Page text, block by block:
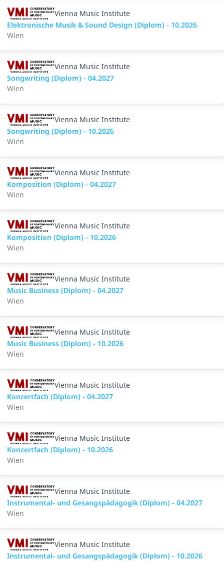
Vienna Music Institute
Elektronische Musik & Sound Design (Diplom) - 10.2026
Wien
Vienna Music Institute
Songwriting (Diplom) - 04.2027
Wien
Vienna Music Institute
Songwriting (Diplom) - 10.2026
Wien
Vienna Music Institute
Komposition (Diplom) - 04.2027
Wien
Vienna Music Institute
Komposition (Diplom) - 10.2026
Wien
Vienna Music Institute
Music Business (Diplom) - 04.2027
Wien
Vienna Music Institute
Music Business (Diplom) - 10.2026
Wien
Vienna Music Institute
Konzertfach (Diplom) - 04.2027
Wien
Vienna Music Institute
Konzertfach (Diplom) - 10.2026
Wien
Vienna Music Institute
Instrumental- und Gesangspädagogik (Diplom) - 04.2027
Wien
Vienna Music Institute
Instrumental- und Gesangspädagogik (Diplom) - 10.2026